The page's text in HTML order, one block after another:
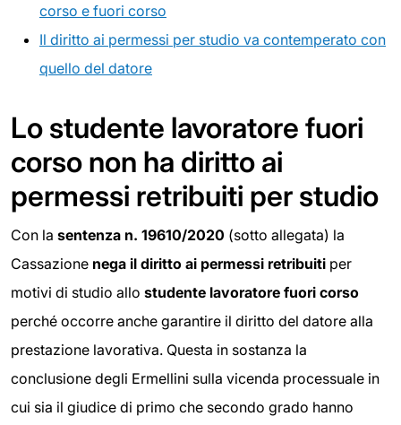
corso e fuori corso
Il diritto ai permessi per studio va contemperato con
quello del datore
Lo studente lavoratore fuori
corso non ha diritto ai
permessi retribuiti per studio
Con la sentenza n. 19610/2020 (sotto allegata) la
Cassazione nega il diritto ai permessi retribuiti per
motivi di studio allo studente lavoratore fuori corso
perché occorre anche garantire il diritto del datore alla
prestazione lavorativa. Questa in sostanza la
conclusione degli Ermellini sulla vicenda processuale in
cui sia il giudice di primo che secondo grado hanno